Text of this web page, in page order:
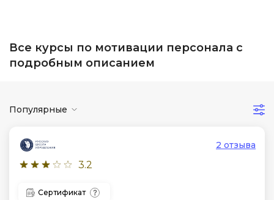
Все курсы по мотивации персонала с
подробным описанием
Популярные
3.2
2 отзыва
Сертификат